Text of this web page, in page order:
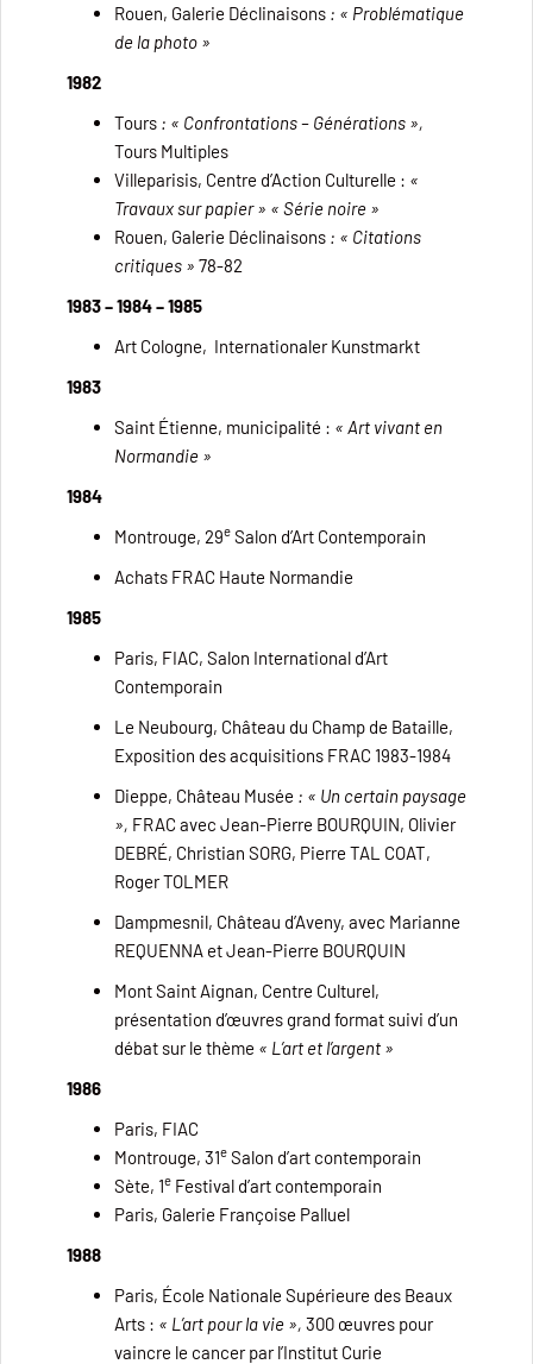
Rouen, Galerie Déclinaisons : « Problématique
de la photo »
1982
Tours : « Confrontations – Générations »,
Tours Multiples
Villeparisis, Centre d’Action Culturelle : «
Travaux sur papier » « Série noire »
Rouen, Galerie Déclinaisons : « Citations
critiques » 78-82
1983 – 1984 – 1985
Art Cologne, Internationaler Kunstmarkt
1983
Saint Étienne, municipalité : « Art vivant en
Normandie »
1984
Montrouge, 29e Salon d’Art Contemporain
Achats FRAC Haute Normandie
1985
Paris, FIAC, Salon International d’Art
Contemporain
Le Neubourg, Château du Champ de Bataille,
Exposition des acquisitions FRAC 1983-1984
Dieppe, Château Musée : « Un certain paysage
», FRAC avec Jean-Pierre BOURQUIN, Olivier
DEBRÉ, Christian SORG, Pierre TAL COAT,
Roger TOLMER
Dampmesnil, Château d’Aveny, avec Marianne
REQUENNA et Jean-Pierre BOURQUIN
Mont Saint Aignan, Centre Culturel,
présentation d’œuvres grand format suivi d’un
débat sur le thème « L’art et l’argent »
1986
Paris, FIAC
Montrouge, 31e Salon d’art contemporain
Sète, 1e Festival d’art contemporain
Paris, Galerie Françoise Palluel
1988
Paris, École Nationale Supérieure des Beaux
Arts : « L’art pour la vie », 300 œuvres pour
vaincre le cancer par l’Institut Curie